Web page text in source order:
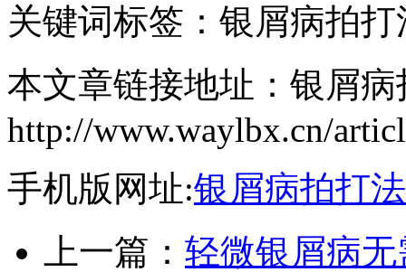
关键词标签：银屑病拍打
本文章链接地址：银屑病
http://www.waylbx.cn/
手机版网址:银屑病拍打法
上一篇： 轻微银屑病